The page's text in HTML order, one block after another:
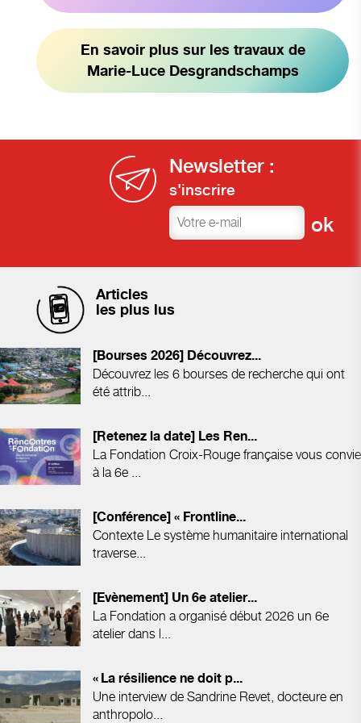
En savoir plus sur les travaux de
Marie-Luce Desgrandschamps
Newsletter :
s'inscrire
Articles
les plus lus
[Bourses 2026] Découvrez...
Découvrez les 6 bourses de recherche qui ont
été attrib...
[Retenez la date] Les Ren...
La Fondation Croix-Rouge française vous convie
à la 6e ...
[Conférence] « Frontline...
Contexte Le système humanitaire international
traverse...
[Evènement] Un 6e atelier...
La Fondation a organisé début 2026 un 6e
atelier dans l...
« La résilience ne doit p...
Une interview de Sandrine Revet, docteure en
anthropolo...